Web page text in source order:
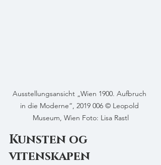
Ausstellungsansicht „Wien 1900. Aufbruch
in die Moderne“, 2019 006 © Leopold
Museum, Wien Foto: Lisa Rastl
Kunsten og
vitenskapen